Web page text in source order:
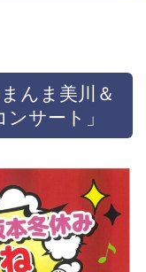
んま美川＆
サート」